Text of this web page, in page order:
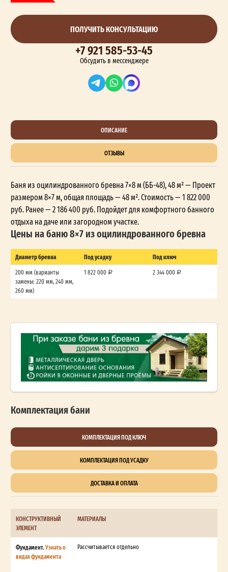
ПОЛУЧИТЬ КОНСУЛЬТАЦИЮ
+7 921 585-53-45
Обсудить в мессенджере
ОПИСАНИЕ
ОТЗЫВЫ
Баня из оцилиндрованного бревна 7×8 м (ББ-48), 48 м² — Проект
размером 8×7 м, общая площадь — 48 м². Стоимость — 1 822 000
руб. Ранее — 2 186 400 руб. Подойдет для комфортного банного
отдыха на даче или загородном участке.
Цены на баню 8×7 из оцилиндрованного бревна
Диаметр бревна Под усадку Под ключ
200 мм (варианты
замены: 220 мм, 240 мм,
260 мм)
1 822 000 2 344 000
Комплектация бани
КОМПЛЕКТАЦИЯ ПОД КЛЮЧ
КОМПЛЕКТАЦИЯ ПОД УСАДКУ
ДОСТАВКА И ОПЛАТА
КОНСТРУКТИВНЫЙ
ЭЛЕМЕНТ
МАТЕРИАЛЫ
Фундамент.Узнать о
видах фундамента
Рассчитывается отдельно